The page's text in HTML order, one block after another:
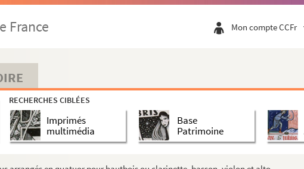
France Mon compte CCFr
RECHERCHES CIBLÉES
Imprimés
multimédia
Base
Patrimoine